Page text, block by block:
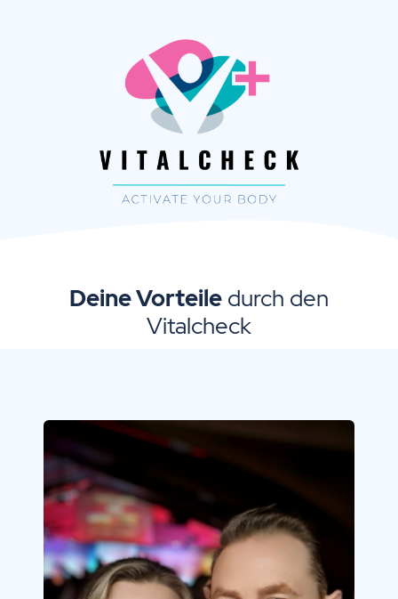
Deine Vorteile durch den
Vitalcheck